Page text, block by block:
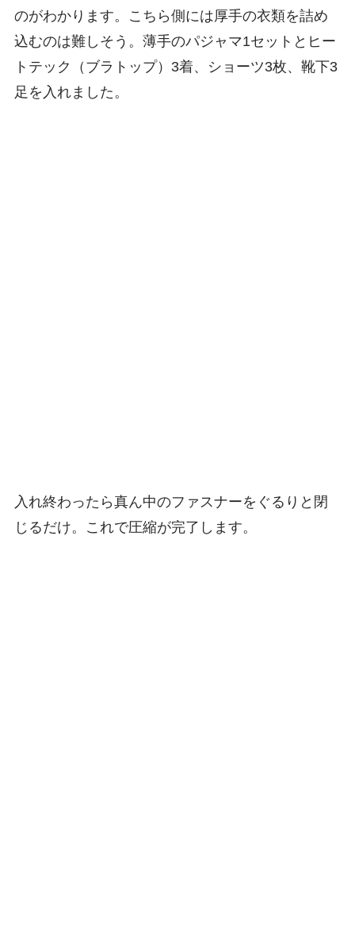
のがわかります。こちら側には厚手の衣類を詰め
込むのは難しそう。薄手のパジャマ1セットとヒー
トテック（ブラトップ）3着、ショーツ3枚、靴下3
足を入れました。
入れ終わったら真ん中のファスナーをぐるりと閉
じるだけ。これで圧縮が完了します。